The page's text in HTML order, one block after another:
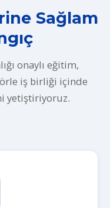
Sağlam
onaylı eğitim,
iş birliği içinde
yetiştiriyoruz.